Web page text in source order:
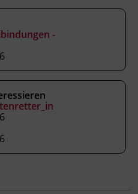
Schuhwerk und, wenn
-